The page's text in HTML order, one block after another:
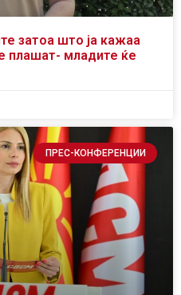
затоа што ја кажаа
плашат- младите ќе
ПРЕС-КОНФЕРЕНЦИИ